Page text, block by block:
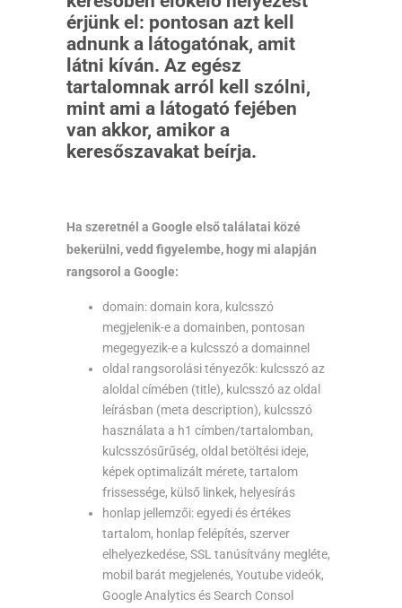
érjünk el: pontosan azt kell
adnunk a látogatónak, amit
látni kíván. Az egész
tartalomnak arról kell szólni,
mint ami a látogató fejében
van akkor, amikor a
keresőszavakat beírja.
Ha szeretnél a Google első találatai közé
bekerülni, vedd figyelembe, hogy mi alapján
rangsorol a Google:
domain: domain kora, kulcsszó
megjelenik-e a domainben, pontosan
megegyezik-e a kulcsszó a domainnel
oldal rangsorolási tényezők: kulcsszó az
aloldal címében (title), kulcsszó az oldal
leírásban (meta description), kulcsszó
használata a h1 címben/tartalomban,
kulcsszósűrűség, oldal betöltési ideje,
képek optimalizált mérete, tartalom
frissessége, külső linkek, helyesírás
honlap jellemzői: egyedi és értékes
tartalom, honlap felépítés, szerver
elhelyezkedése, SSL tanúsítvány megléte,
mobil barát megjelenés, Youtube videók,
Google Analytics és Search Consol